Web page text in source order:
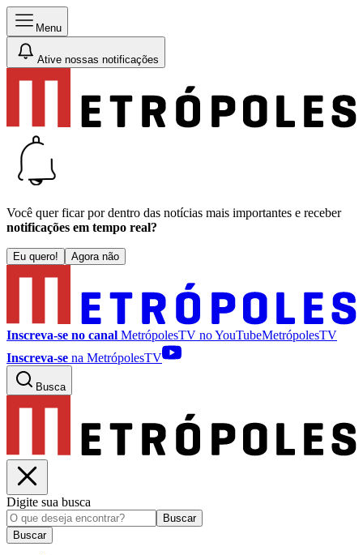
Menu
Ative nossas notificações
Você quer ficar por dentro das notícias mais importantes e receber
notificações em tempo real?
Eu quero! Agora não
Inscreva-se no canal MetrópolesTV noYouTubeMetrópolesTV
Inscreva-se na MetrópolesTV
Busca
Digite sua busca
Buscar
Buscar